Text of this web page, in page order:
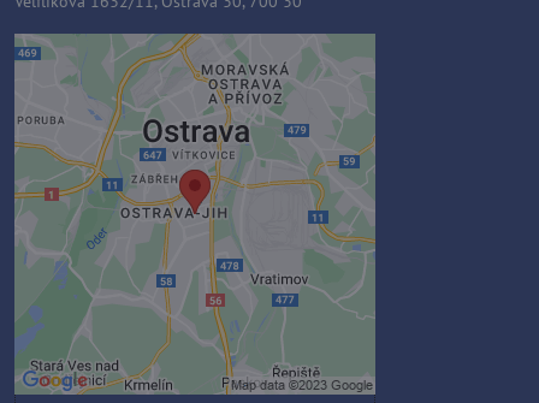
Externý obsah je blokovaný
Voľbami súkromia
Prajete si načítať externý obsah?
Povoliť tentokrát
Povoliť a zapamätať - súhlas s
druhom cookie: Funkčné
Otvoriť obsah v novom okne